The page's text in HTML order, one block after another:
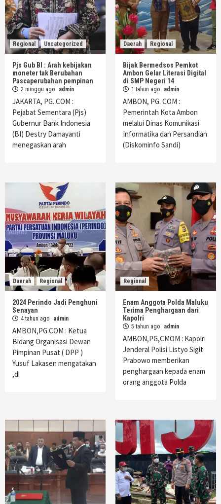
Regional Uncategorized
Pjs Gub BI : Arah kebijakan
moneter tak Berubahan
Pascaperubahan pempinan
2 minggu ago admin
JAKARTA, PG. COM :
Pejabat Sementara (Pjs)
Gubernur Bank Indonesia
(BI) Destry Damayanti
menegaskan arah
Daerah Regional
Bijak Bermedsos Pemkot
Ambon Gelar Literasi Digital
di SMP Negeri 14
1 tahun ago admin
AMBON, PG. COM :
Pemerintah Kota Ambon
melalui Dinas Komunikasi
Informatika dan Persandian
(Diskominfo Sandi)
Daerah Regional
2024 Perindo Jadi Penghuni
Senayan
4 tahun ago admin
AMBON,PG.COM : Ketua
Bidang Organisasi Dewan
Pimpinan Pusat ( DPP )
Yusuf Lakasen mengatakan
,di
Regional
Enam Anggota Polda Maluku
Terima Penghargaan dari
Kapolri
5 tahun ago admin
AMBON,PG,CMOM : Kapolri
Jenderal Polisi Listyo Sigit
Prabowo memberikan
penghargaan kepada enam
orang anggota Polda